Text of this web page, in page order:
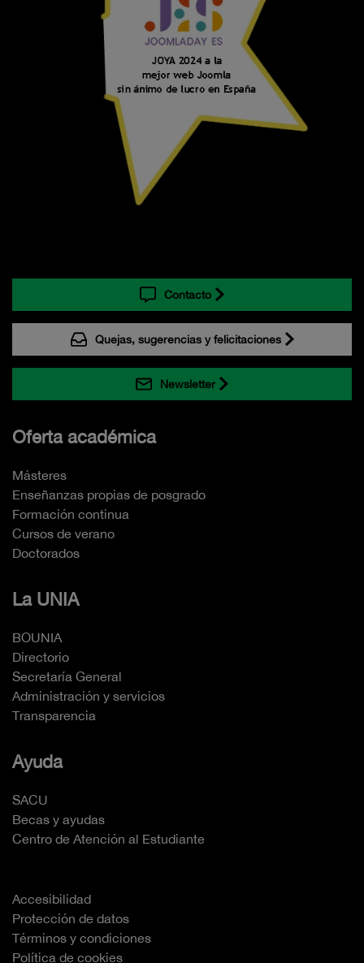
Contacto
Quejas, sugerencias y felicitaciones
Newsletter
Oferta académica
Másteres
Enseñanzas propias de posgrado
Formación continua
Cursos de verano
Doctorados
La UNIA
BOUNIA
Directorio
Secretaría General
Administración y servicios
Transparencia
Ayuda
SACU
Becas y ayudas
Centro de Atención al Estudiante
Accesibilidad
Protección de datos
Términos y condiciones
Política de cookies